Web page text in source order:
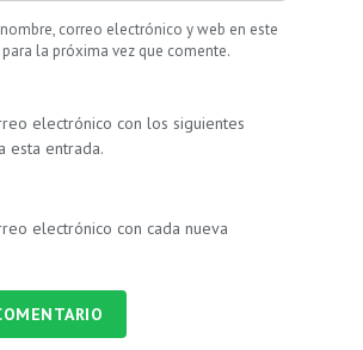
correo electrónico y web en este
la próxima vez que comente.
electrónico con los siguientes
esta entrada.
electrónico con cada nueva